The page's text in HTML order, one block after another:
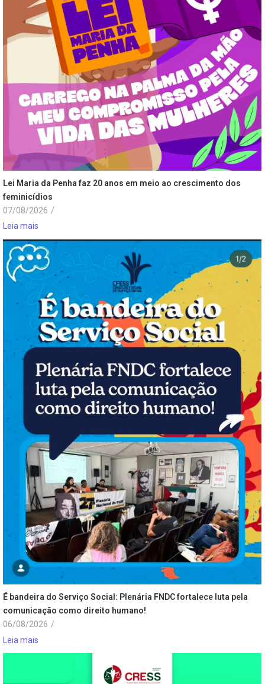
Lei Maria da Penha faz 20 anos em meio ao crescimento dos
feminicídios
07/08/2026 /
Leia mais
É bandeira do Serviço Social: Plenária FNDC fortalece luta pela
comunicação como direito humano!
06/08/2026 /
Leia mais